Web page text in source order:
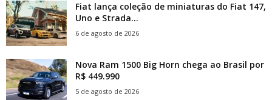
Fiat lança coleção de miniaturas do Fiat 147,
Uno e Strada...
6 de agosto de 2026
Nova Ram 1500 Big Horn chega ao Brasil por
R$ 449.990
5 de agosto de 2026